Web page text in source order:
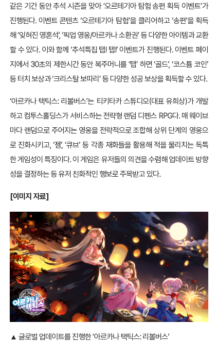
같은 기간 동안 추석 시즌을 맞아 ‘오르테기아 탐험 송편 획득 이벤트’가
진행된다. 이벤트 콘텐츠 ‘오르테기아 탐험’을 클리어하고 ‘송편’을 획득
해 ‘잊혀진 영혼석’, ‘픽업 영웅/아르카나 소환권’ 등 다양한 아이템과 교환
할 수 있다. 이와 함께 ‘추석특집 탭! 탭!’ 이벤트가 진행된다. 이벤트 페이
지에서 30초의 제한시간 동안 복주머니를 ‘탭’ 하면 ‘골드’, ‘코스튬 코인’
등 터치 보상과 ‘크리스탈 보따리’ 등 다양한 성공 보상을 획득할 수 있다.
‘아르카나 택틱스: 리볼버스’는 티키타카 스튜디오(대표 유희상)가 개발
하고 컴투스홀딩스가 서비스하는 전략형 랜덤 디펜스 RPG다. 매 웨이브
마다 랜덤으로 주어지는 영웅을 전략적으로 조합해 상위 단계의 영웅으
로 진화시키고, ‘젬’, ‘큐브’ 등 각종 재화들을 활용해 적을 물리치는 독특
한 게임성이 특징이다. 이 게임은 유저들의 의견을 수렴해 업데이트 방향
성을 결정하는 등 유저 친화적인 행보로 주목받고 있다.
[이미지 자료]
▲ 글로벌 업데이트를 진행한 ‘아르카나 택틱스: 리볼버스’